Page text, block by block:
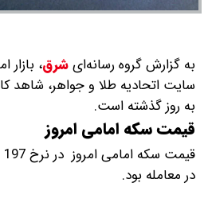
به گزارش گروه رسانه‌ایشرق، بازار
سایت اتحادیه طلا و جواهر،
به روز گذشته است.
قیمت سکه امامی امروز
در معامله بود.